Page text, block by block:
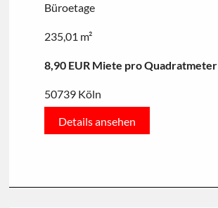
Büroetage
235,01 m²
8,90 EUR Miete pro Quadratmeter
50739 Köln
Details ansehen